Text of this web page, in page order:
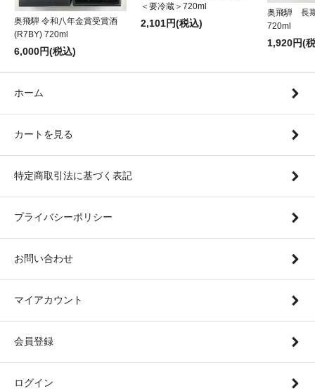
奥飛騨 令和八年金賞受賞酒
(R7BY) 720ml
6,000円(税込)
＜要冷蔵＞720ml
2,101円(税込)
奥飛騨 長
720ml
1,920円(
ホーム
カートを見る
特定商取引法に基づく表記
プライバシーポリシー
お問い合わせ
マイアカウント
会員登録
ログイン